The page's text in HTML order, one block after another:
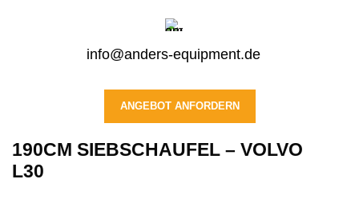
info@anders-equipment.de
ANGEBOT ANFORDERN
190CM SIEBSCHAUFEL – VOLVO
L30